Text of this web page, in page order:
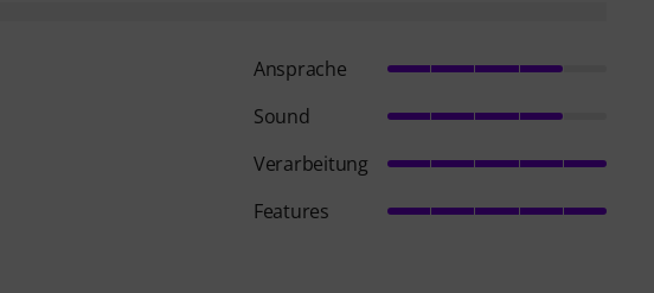
Ansprache
Sound
Verarbeitung
Features